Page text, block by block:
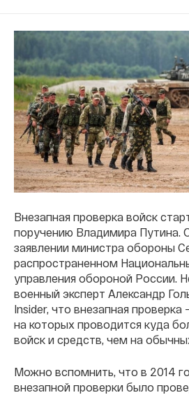
Внезапная проверка войск
поручению Владимира Путина.
заявлении министра обороны
распространенном
управления обороной России.
военный эксперт Александр
Insider, что внезапная проверка
на которых проводится куда
войск и средств, чем на
Можно вспомнить, что в 2014
внезапной проверки было